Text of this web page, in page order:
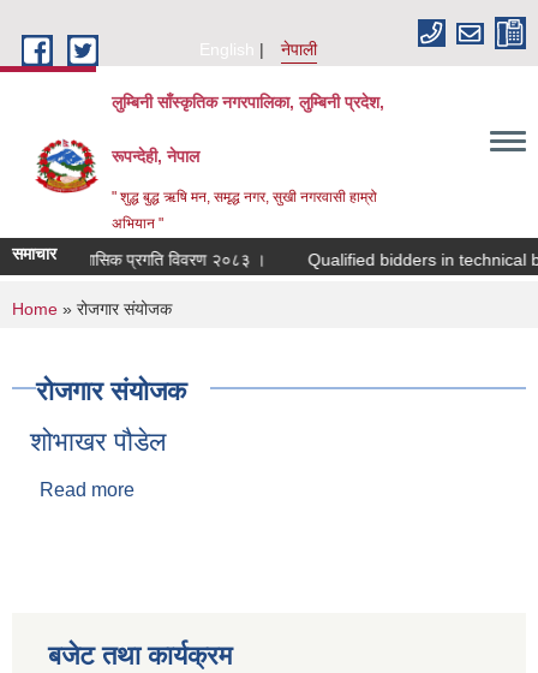
English
नेपाली
लुम्बिनी साँस्कृतिक नगरपालिका, लुम्बिनी प्रदेश,
रूपन्देही, नेपाल
" शुद्ध बुद्ध ऋषि मन, समृद्ध नगर, सुखी नगरवासी हाम्रो
अभियान "
समाचार चौथो त्रैमासिक प्रगति विवरण २०८३ । Qualified bidders in technical bid
You are here
Home » रोजगार संयोजक
रोजगार संयोजक
शोभाखर पौडेल
Read more
बजेट तथा कार्यक्रम